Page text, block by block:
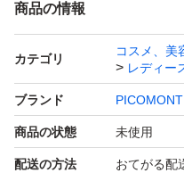
髪に優しいシャンプーを
ピコモンテ クレイクリー
アに心地よい洗い心地を
【商品詳細】
●1本7役
商品の情報
カテゴリ
コスメ、美
レディー
ブランド
商品の状態 未使用
配送の方法 おてがる配